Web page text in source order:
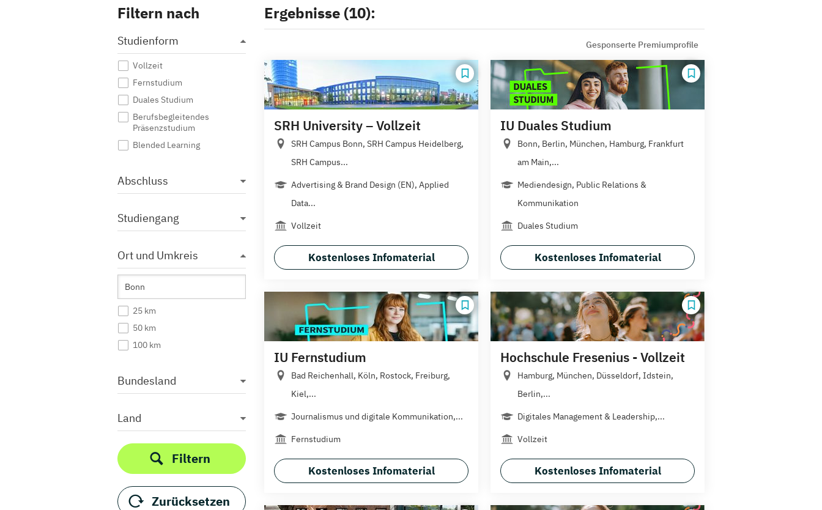
Filtern nach
Studienform
Vollzeit
Fernstudium
Duales Studium
Berufsbegleitendes
Präsenzstudium
Blended Learning
Abschluss
Studiengang
Ort und Umkreis
25 km
50 km
100 km
Bundesland
Land
Filtern
Zurücksetzen
Ergebnisse (10):
Gesponserte Premiumprofile
SRH University – Vollzeit
SRH Campus Bonn, SRH Campus Heidelberg,
SRH Campus...
Advertising & Brand Design (EN), Applied
Data...
Vollzeit
Kostenloses Infomaterial
IU Duales Studium
Bonn, Berlin, München, Hamburg, Frankfurt
am Main,...
Mediendesign, Public Relations &
Kommunikation
Duales Studium
Kostenloses Infomaterial
IU Fernstudium
Bad Reichenhall, Köln, Rostock, Freiburg,
Kiel,...
Journalismus und digitale Kommunikation,...
Fernstudium
Kostenloses Infomaterial
Hochschule Fresenius - Vollzeit
Hamburg, München, Düsseldorf, Idstein,
Berlin,...
Digitales Management & Leadership,...
Vollzeit
Kostenloses Infomaterial